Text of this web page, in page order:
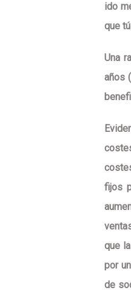
ido
que
Una
años
fijos
que
por
de